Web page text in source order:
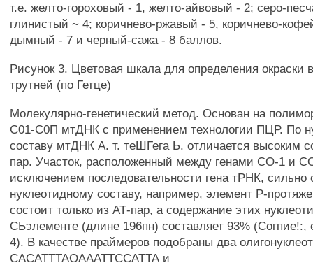
т.е. желто-гороховый - 1, желто-айвовый - 2; серо-
глинистый ~ 4; коричнево-ржавый - 5, коричнево-
дымный - 7 и черный-сажа - 8 баллов.
Рисунок 3. Цветовая шкала для определения окраски
трутней (по Гетце)
Молекулярно-генетический метод. Основан на
С01-С0П мтДНК с применением технологии ПЦР. По
составу мтДНК А. т. теШГега Ь. отличается высоким
пар. Участок, расположенный между генами СО-1 и
исключением последовательности гена тРНК, сильно
нуклеотидному составу, например, элемент Р-
состоит только из АТ-пар, а содержание этих
СЬэлементе (длине 196пн) составляет 93% (Согпие!:,
4). В качестве праймеров подобраны два
САСАТТТАОАААТТССАТТА и